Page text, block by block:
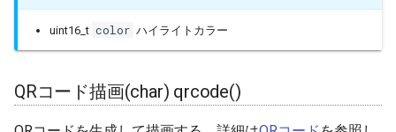
色) setTextColor()
テキストサイズ設定
setTextSize()
boost::array
uint16_t color ハイライトカラー
QRコード描画(char) qrcode()